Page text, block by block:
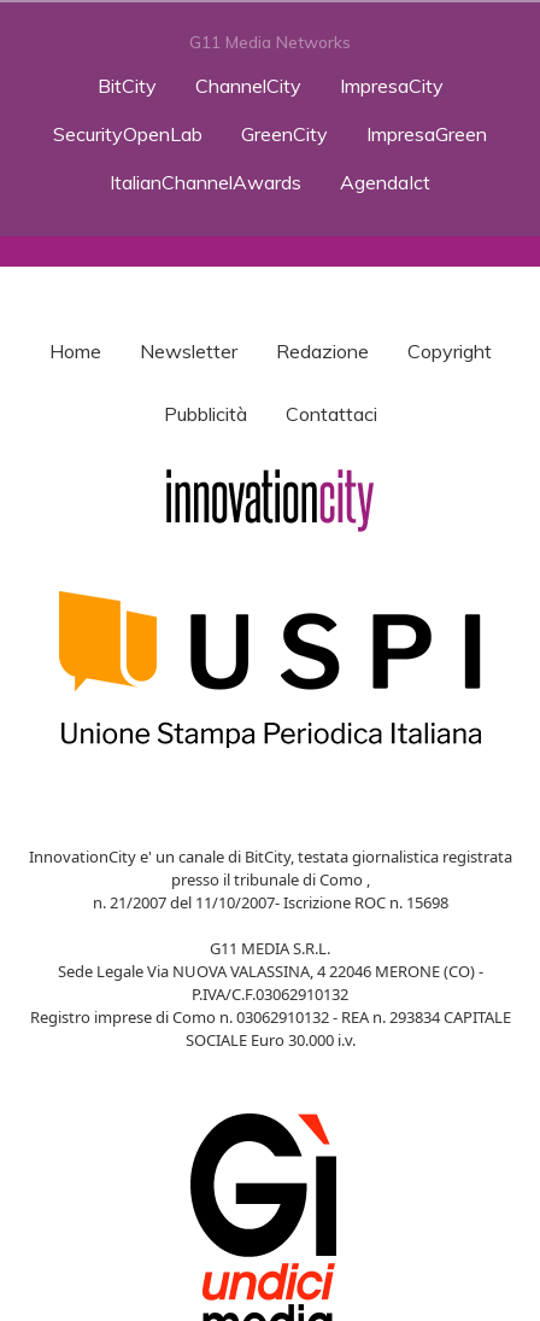
G11 Media Networks
BitCity ChannelCity
ImpresaCity
SecurityOpenLab
GreenCity
ImpresaGreen
ItalianChannelAwards
AgendaIct
Home Newsletter Redazione Copyright
Pubblicità Contattaci
InnovationCity e' un canale di BitCity, testata giornalistica registrata
presso il tribunale di Como ,
n. 21/2007 del 11/10/2007- Iscrizione ROC n. 15698
G11 MEDIA S.R.L.
Sede Legale Via NUOVA VALASSINA, 4 22046 MERONE (CO) -
P.IVA/C.F.03062910132
Registro imprese di Como n. 03062910132 - REA n. 293834 CAPITALE
SOCIALE Euro 30.000 i.v.